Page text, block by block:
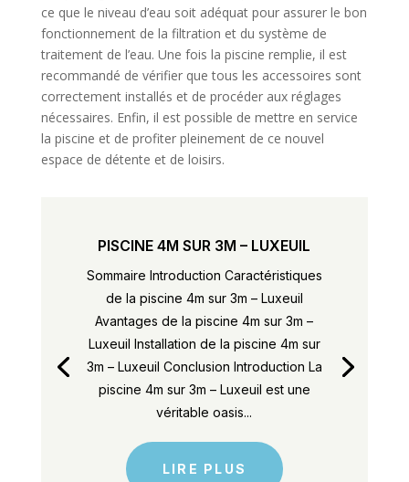
ce que le niveau d’eau soit adéquat pour assurer le bon
fonctionnement de la filtration et du système de
traitement de l’eau. Une fois la piscine remplie, il est
recommandé de vérifier que tous les accessoires sont
correctement installés et de procéder aux réglages
nécessaires. Enfin, il est possible de mettre en service
la piscine et de profiter pleinement de ce nouvel
espace de détente et de loisirs.
PISCINE 4M SUR 3M – LUXEUIL
Sommaire Introduction Caractéristiques
de la piscine 4m sur 3m – Luxeuil
Avantages de la piscine 4m sur 3m –
Luxeuil Installation de la piscine 4m sur
3m – Luxeuil Conclusion Introduction La
piscine 4m sur 3m – Luxeuil est une
véritable oasis...
LIRE PLUS